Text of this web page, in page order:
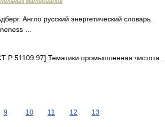
Англо русский энергетический словарь.
…
51109 97] Тематики промышленная чистота …
9 10 11 12 13